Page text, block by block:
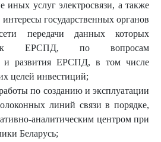
иных услуг электросвязи, а также
государственных органов
передачи данных которых
к ЕРСПД, по вопросам
и развития ЕРСПД, в том числе
целей инвестиций;
по созданию и эксплуатации
линий связи в порядке,
аналитическим центром при
Беларусь;